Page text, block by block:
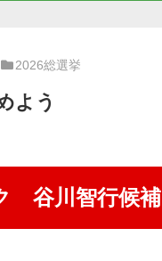
2026総選挙
よう
谷川智行候補